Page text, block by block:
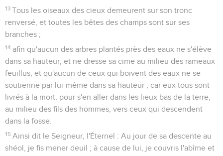
13 Tous les oiseaux des cieux demeurent sur son tronc
renversé, et toutes les bêtes des champs sont sur ses
branches ;
14 afin qu'aucun des arbres plantés près des eaux ne s'élève
dans sa hauteur, et ne dresse sa cime au milieu des rameaux
feuillus, et qu'aucun de ceux qui boivent des eaux ne se
soutienne par lui-même dans sa hauteur ; car eux tous sont
livrés à la mort, pour s'en aller dans les lieux bas de la terre,
au milieu des fils des hommes, vers ceux qui descendent
dans la fosse.
15 Ainsi dit le Seigneur, l'Éternel : Au jour de sa descente au
shéol, je fis mener deuil ; à cause de lui, je couvris l'abîme et